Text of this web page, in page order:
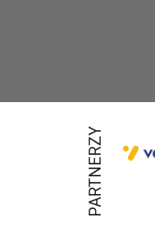
PARTNERZY